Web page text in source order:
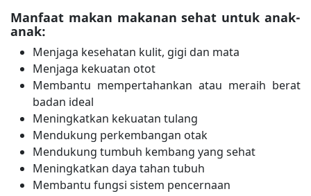
Manfaat makan makanan sehat untuk anak-
anak:
Menjaga kesehatan kulit, gigi dan mata
Menjaga kekuatan otot
Membantu mempertahankan atau meraih berat
badan ideal
Meningkatkan kekuatan tulang
Mendukung perkembangan otak
Mendukung tumbuh kembang yang sehat
Meningkatkan daya tahan tubuh
Membantu fungsi sistem pencernaan